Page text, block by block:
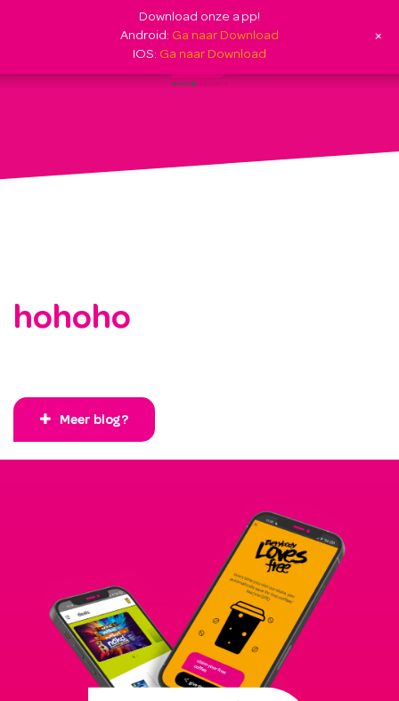
hohoho
Meer blog?
Download onze app!
Android: Ga naar Download
IOS: Ga naar Download
+